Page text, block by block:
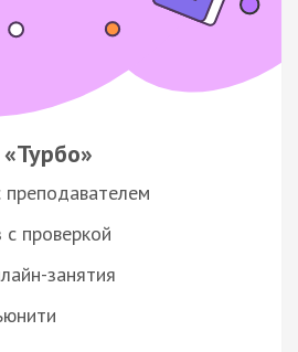
преподавателем
проверкой
занятия